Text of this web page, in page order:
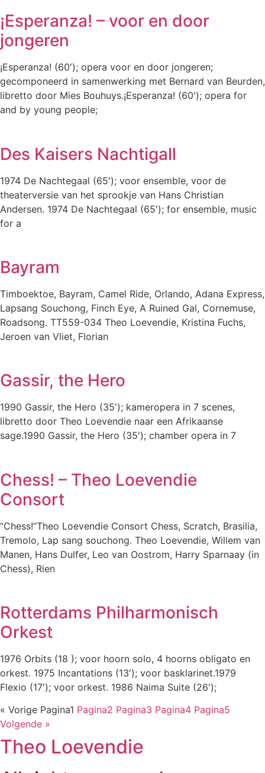
¡Esperanza! – voor en door
jongeren
¡Esperanza! (60′); opera voor en door jongeren;
gecomponeerd in samenwerking met Bernard van Beurden,
libretto door Mies Bouhuys.¡Esperanza! (60′); opera for
and by young people;
Des Kaisers Nachtigall
1974 De Nachtegaal (65′); voor ensemble, voor de
theaterversie van het sprookje van Hans Christian
Andersen. 1974 De Nachtegaal (65′); for ensemble, music
for a
Bayram
Timboektoe, Bayram, Camel Ride, Orlando, Adana Express,
Lapsang Souchong, Finch Eye, A Ruined Gal, Cornemuse,
Roadsong. TT559-034 Theo Loevendie, Kristina Fuchs,
Jeroen van Vliet, Florian
Gassir, the Hero
1990 Gassir, the Hero (35′); kameropera in 7 scenes,
libretto door Theo Loevendie naar een Afrikaanse
sage.1990 Gassir, the Hero (35′); chamber opera in 7
Chess! – Theo Loevendie
Consort
“Chess!”Theo Loevendie Consort Chess, Scratch, Brasilia,
Tremolo, Lap sang souchong. Theo Loevendie, Willem van
Manen, Hans Dulfer, Leo van Oostrom, Harry Sparnaay (in
Chess), Rien
Rotterdams Philharmonisch
Orkest
1976 Orbits (18 ); voor hoorn solo, 4 hoorns obligato en
orkest. 1975 Incantations (13′); voor basklarinet.1979
Flexio (17′); voor orkest. 1986 Naima Suite (26′);
« Vorige Pagina1 Pagina2 Pagina3 Pagina4 Pagina5
Volgende »
Theo Loevendie